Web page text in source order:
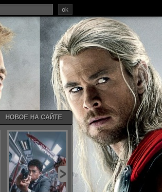
ok
НОВОЕ НА САЙТЕ